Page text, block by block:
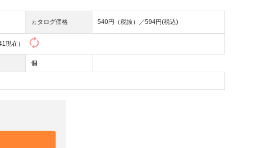
カタログ価格 540円（税抜）／594円(税込)
現在）
個